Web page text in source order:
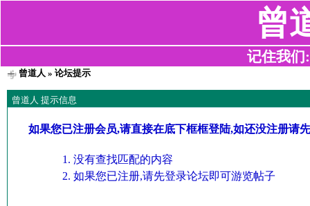
曾
记住我们
曾道人 » 论坛提示
曾道人 提示信息
如果您已注册会员,请直接在底下框框登陆,如还没注册请
没有查找匹配的内容
如果您已注册,请先登录论坛即可游览帖子